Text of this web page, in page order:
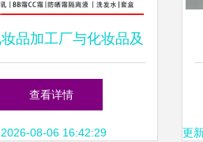
品加工厂与化妆品及
用品批发的行业洞察
查看详情
08-06 16:42:29 更